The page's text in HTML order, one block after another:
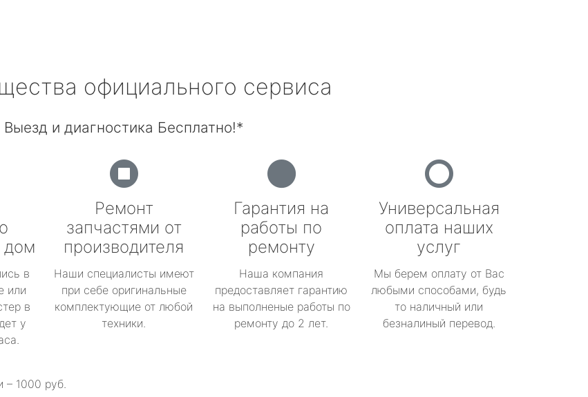
официального сервиса
Выезд и диагностика Бесплатно!*
дом
в
или
в
у
Ремонт
запчастями от
производителя
Наши специалисты имеют
при себе оригинальные
комплектующие от любой
техники.
Гарантия на
работы по
ремонту
Наша компания
предоставляет гарантию
на выполненые работы по
ремонту до 2 лет.
Универсальная
оплата наших
услуг
Мы берем оплату от Вас
любыми способами, будь
то наличный или
безналиный перевод.
– 1000 руб.